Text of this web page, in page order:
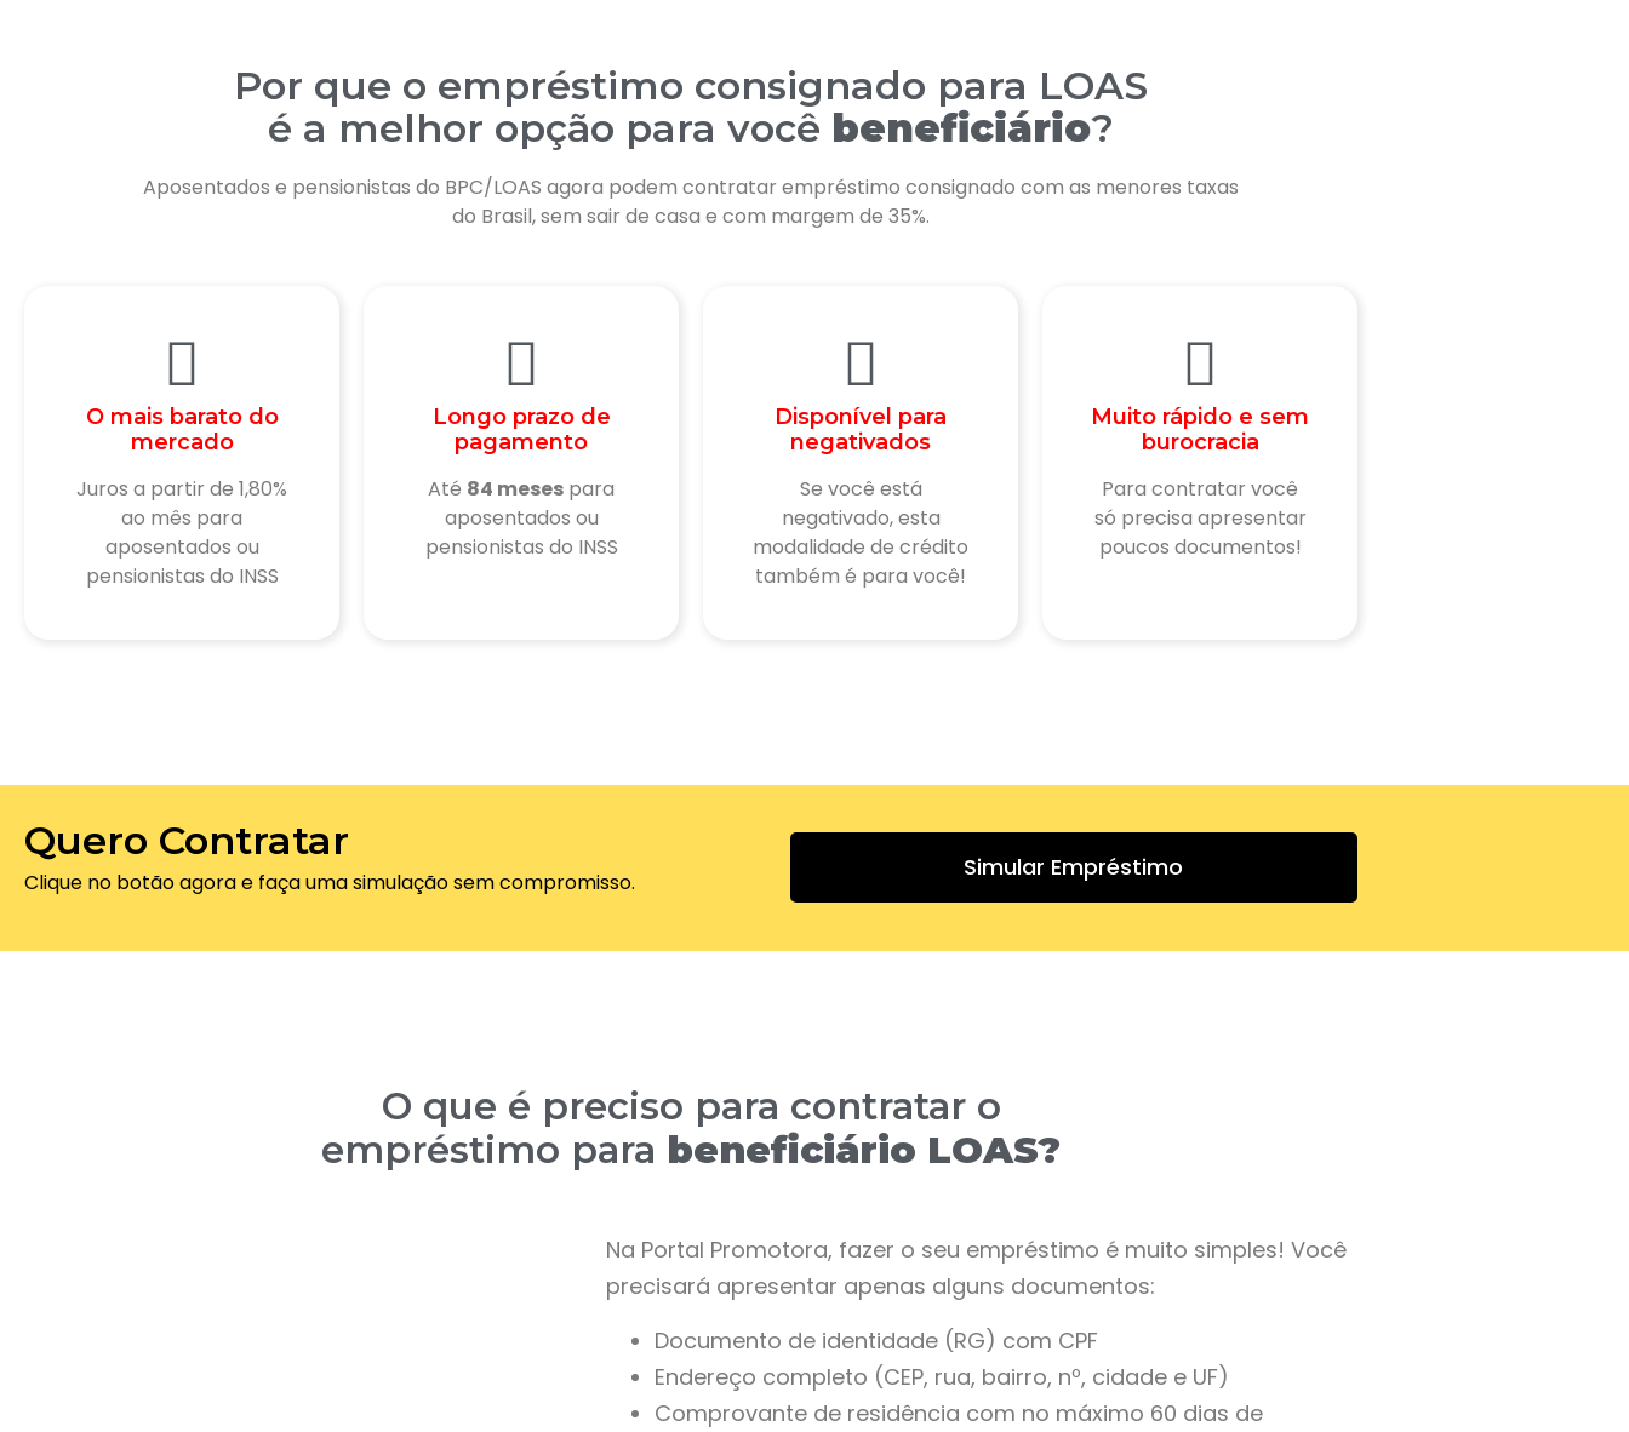
Por que o empréstimo consignado para LOAS
é a melhor opção para você beneficiário?
Aposentados e pensionistas do BPC/LOAS agora podem contratar empréstimo consignado com as menores taxas
do Brasil, sem sair de casa e com margem de 35%.
O mais barato do
mercado
Juros a partir de 1,80%
ao mês para
aposentados ou
pensionistas do INSS
Longo prazo de
pagamento
Até 84 meses para
aposentados ou
pensionistas do INSS
Disponível para
negativados
Se você está
negativado, esta
modalidade de crédito
também é para você!
Muito rápido e sem
burocracia
Para contratar você
só precisa apresentar
poucos documentos!
Quero Contratar
Clique no botão agora e faça uma simulação sem compromisso. Simular Empréstimo
O que é preciso para contratar o
empréstimo para beneficiário LOAS?
Na Portal Promotora, fazer o seu empréstimo é muito simples! Você
precisará apresentar apenas alguns documentos:
Documento de identidade (RG) com CPF
Endereço completo (CEP, rua, bairro, nº, cidade e UF)
Comprovante de residência com no máximo 60 dias de